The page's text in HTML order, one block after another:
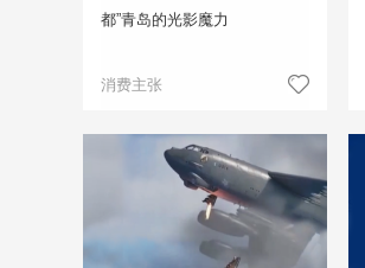
都”青岛的光影魔力
消费主张